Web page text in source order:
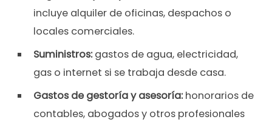
incluye alquiler de oficinas, despachos o
locales comerciales.
Suministros: gastos de agua, electricidad,
gas o internet si se trabaja desde casa.
Gastos de gestoría y asesoría: honorarios de
contables, abogados y otros profesionales